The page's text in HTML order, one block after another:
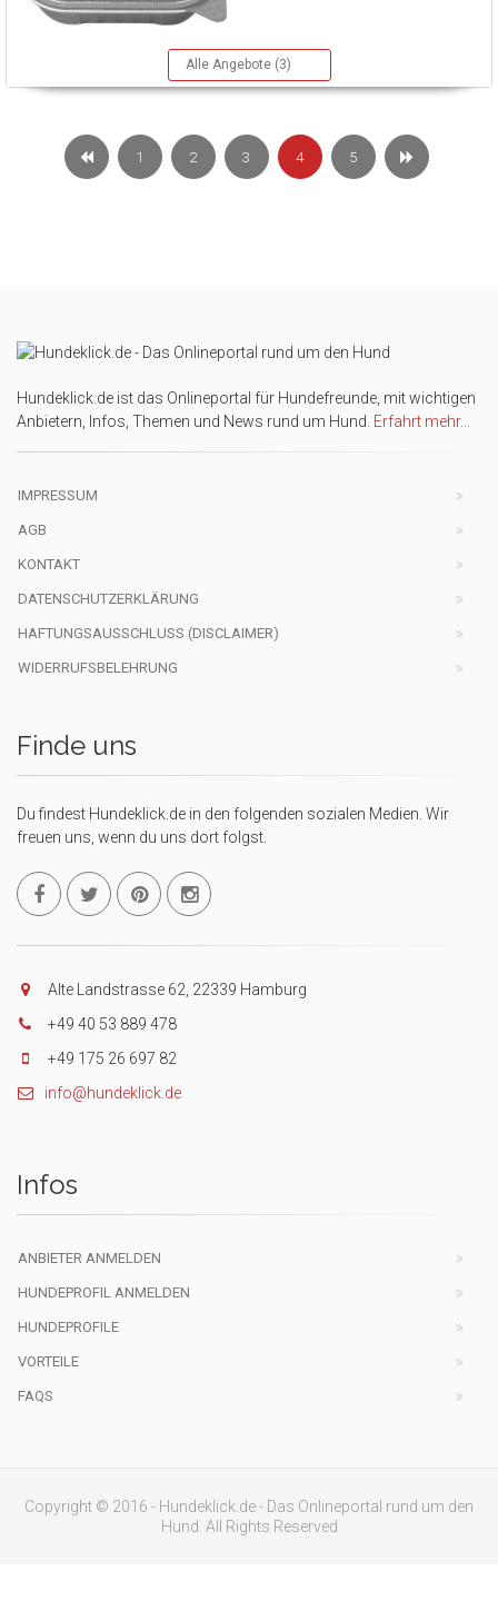
Alle Angebote (3)
1 2 3 4 5
Hundeklick.de ist das Onlineportal für Hundefreunde, mit wichtigen
Anbietern, Infos, Themen und News rund um Hund. Erfahrt mehr...
IMPRESSUM
AGB
KONTAKT
DATENSCHUTZERKLÄRUNG
HAFTUNGSAUSSCHLUSS (DISCLAIMER)
WIDERRUFSBELEHRUNG
Finde uns
Du findest Hundeklick.de in den folgenden sozialen Medien. Wir
freuen uns, wenn du uns dort folgst.
Alte Landstrasse 62, 22339 Hamburg
+49 40 53 889 478
+49 175 26 697 82
info@hundeklick.de
Infos
ANBIETER ANMELDEN
HUNDEPROFIL ANMELDEN
HUNDEPROFILE
VORTEILE
FAQS
Copyright © 2016 - Hundeklick.de - Das Onlineportal rund um den
Hund. All Rights Reserved